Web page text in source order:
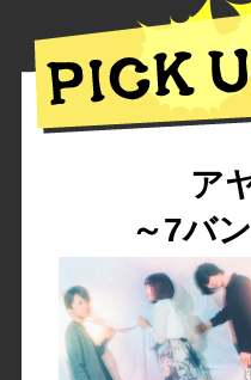
ア
～7バ